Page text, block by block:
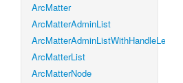
ArcMatter
ArcMatterAdminList
ArcMatterAdminListWithHandleLevel
ArcMatterList
ArcMatterNode